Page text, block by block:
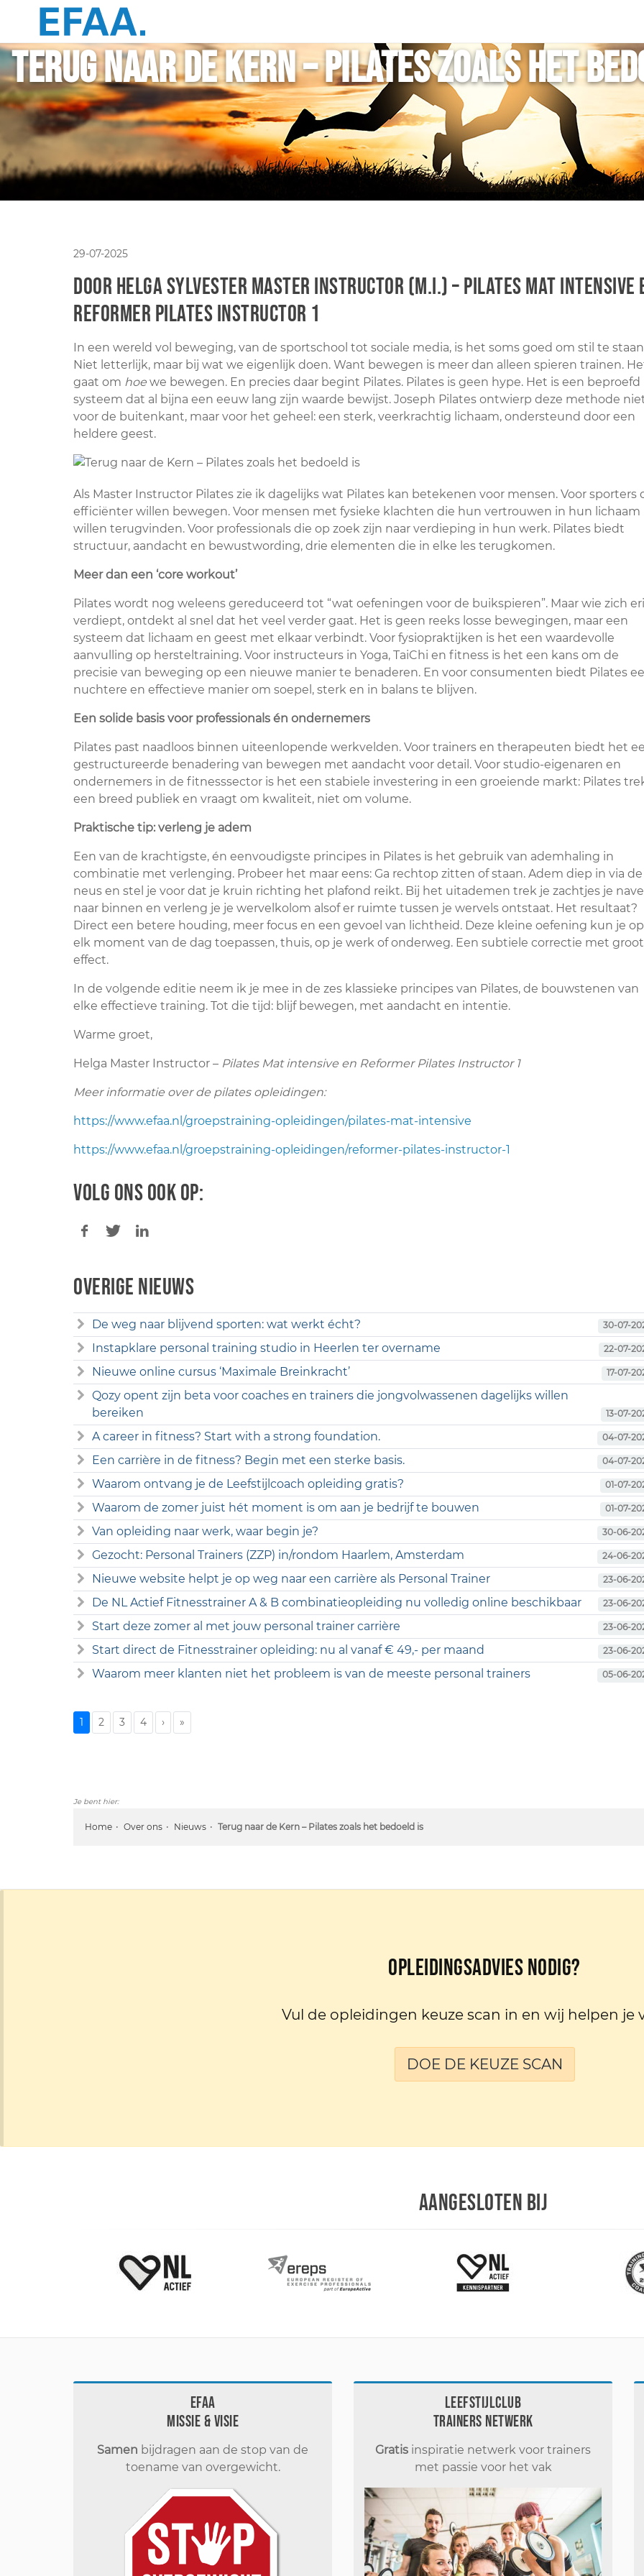
Terug naar de Kern – Pilates zoals het
29-07-2025
Door Helga Sylvester Master Instructor (M.I.) – Pilates Mat intensive
Reformer Pilates Instructor 1
In een wereld vol beweging, van de sportschool tot sociale media, is het soms goed om stil te
Niet letterlijk, maar bij wat we eigenlijk doen. Want bewegen is meer dan alleen spieren trainen.
gaat om hoe we bewegen. En precies daar begint Pilates. Pilates is geen hype. Het is een beproefd
systeem dat al bijna een eeuw lang zijn waarde bewijst. Joseph Pilates ontwierp deze methode
voor de buitenkant, maar voor het geheel: een sterk, veerkrachtig lichaam, ondersteund door een
heldere geest.
Als Master Instructor Pilates zie ik dagelijks wat Pilates kan betekenen voor mensen. Voor sporters
efficiënter willen bewegen. Voor mensen met fysieke klachten die hun vertrouwen in hun lichaam
willen terugvinden. Voor professionals die op zoek zijn naar verdieping in hun werk. Pilates biedt
structuur, aandacht en bewustwording, drie elementen die in elke les terugkomen.
Meer dan een ‘core workout’
Pilates wordt nog weleens gereduceerd tot “wat oefeningen voor de buikspieren”. Maar wie zich
verdiept, ontdekt al snel dat het veel verder gaat. Het is geen reeks losse bewegingen, maar een
systeem dat lichaam en geest met elkaar verbindt. Voor fysiopraktijken is het een waardevolle
aanvulling op hersteltraining. Voor instructeurs in Yoga, TaiChi en fitness is het een kans om de
precisie van beweging op een nieuwe manier te benaderen. En voor consumenten biedt Pilates
nuchtere en effectieve manier om soepel, sterk en in balans te blijven.
Een solide basis voor professionals én ondernemers
Pilates past naadloos binnen uiteenlopende werkvelden. Voor trainers en therapeuten biedt het
gestructureerde benadering van bewegen met aandacht voor detail. Voor studio-eigenaren en
ondernemers in de fitnesssector is het een stabiele investering in een groeiende markt: Pilates
een breed publiek en vraagt om kwaliteit, niet om volume.
Praktische tip: verleng je adem
Een van de krachtigste, én eenvoudigste principes in Pilates is het gebruik van ademhaling in
combinatie met verlenging. Probeer het maar eens: Ga rechtop zitten of staan. Adem diep in via de
neus en stel je voor dat je kruin richting het plafond reikt. Bij het uitademen trek je zachtjes je navel
naar binnen en verleng je je wervelkolom alsof er ruimte tussen je wervels ontstaat. Het resultaat?
Direct een betere houding, meer focus en een gevoel van lichtheid. Deze kleine oefening kun je op
elk moment van de dag toepassen, thuis, op je werk of onderweg. Een subtiele correctie met groot
effect.
In de volgende editie neem ik je mee in de zes klassieke principes van Pilates, de bouwstenen van
elke effectieve training. Tot die tijd: blijf bewegen, met aandacht en intentie.
Warme groet,
Helga Master Instructor – Pilates Mat intensive en Reformer Pilates Instructor 1
Meer informatie over de pilates opleidingen:
https://www.efaa.nl/groepstraining-opleidingen/pilates-mat-intensive
https://www.efaa.nl/groepstraining-opleidingen/reformer-pilates-instructor-1
Volg ons ook op:
Overige nieuws
De weg naar blijvend sporten: wat werkt écht? 30-07-
Instapklare personal training studio in Heerlen ter overname 22-07-
Nieuwe online cursus ‘Maximale Breinkracht’ 17-07-
Qozy opent zijn beta voor coaches en trainers die jongvolwassenen dagelijks willen
bereiken
13-07-
A career in fitness? Start with a strong foundation. 04-07-
Een carrière in de fitness? Begin met een sterke basis. 04-07-
Waarom ontvang je de Leefstijlcoach opleiding gratis? 01-07-
Waarom de zomer juist hét moment is om aan je bedrijf te bouwen 01-07-
Van opleiding naar werk, waar begin je? 30-06-
Gezocht: Personal Trainers (ZZP) in/rondom Haarlem, Amsterdam 24-06-
Nieuwe website helpt je op weg naar een carrière als Personal Trainer 23-06-
De NL Actief Fitnesstrainer A & B combinatieopleiding nu volledig online beschikbaar 23-06-
Start deze zomer al met jouw personal trainer carrière 23-06-
Start direct de Fitnesstrainer opleiding: nu al vanaf € 49,- per maand 23-06-
Waarom meer klanten niet het probleem is van de meeste personal trainers 05-06-
1 2 3 4 › »
Je bent hier:
Home Over ons Nieuws Terug naar de Kern – Pilates zoals het bedoeld is
Opleidingsadvies nodig?
Vul de opleidingen keuze scan in en wij helpen je
DOE DE KEUZE SCAN
AANGESLOTEN BIJ
EFAA
Missie & visie
Samen bijdragen aan de stop van de
toename van overgewicht.
Leefstijlclub
Trainers Netwerk
Gratis inspiratie netwerk voor trainers
met passie voor het vak